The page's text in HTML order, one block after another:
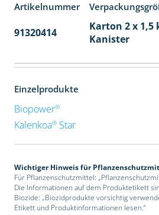
Artikelnummer
91320414
Karton 2 x 1,5
Kanister
Einzelprodukte
Biopower®
Kalenkoa®Star
Wichtiger Hinweis für
Für Pflanzenschutzmittel:
Die Informationen auf dem Produktetikett
Biozide: „Biozidprodukte vorsichtig
Etikett und Produktinformationen lesen.“